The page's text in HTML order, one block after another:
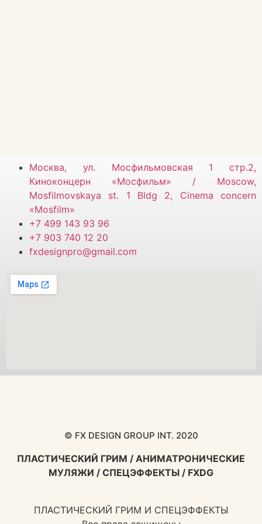
Москва, ул. Мосфильмовская 1 стр.2,
Киноконцерн «Мосфильм» / Moscow,
Mosfilmovskaya st. 1 Bldg 2, Cinema concern
«Mosfilm»
+7 499 143 93 96
+7 903 740 12 20
fxdesignpro@gmail.com
© FX DESIGN GROUP INT. 2020
ПЛАСТИЧЕСКИЙ ГРИМ / АНИМАТРОНИЧЕСКИЕ
МУЛЯЖИ / СПЕЦЭФФЕКТЫ / FXDG
ПЛАСТИЧЕСКИЙ ГРИМ И СПЕЦЭФФЕКТЫ